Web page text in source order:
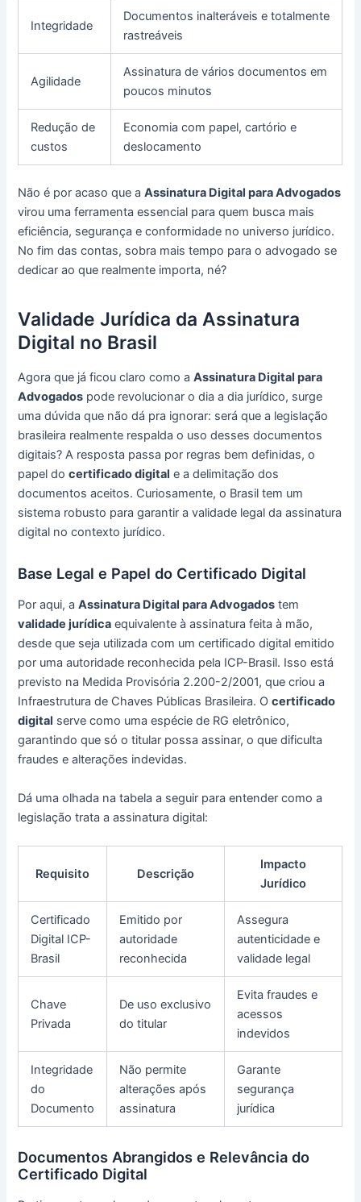
Integridade
Documentos inalteráveis e totalmente
rastreáveis
Agilidade
Assinatura de vários documentos em
poucos minutos
Redução de
custos
Economia com papel, cartório e
deslocamento
Não é por acaso que aAssinatura Digital para Advogados
virou uma ferramenta essencial para quem busca mais
eficiência, segurança e conformidade no universo jurídico.
No fim das contas, sobra mais tempo para o advogado se
dedicar ao que realmente importa, né?
Validade Jurídica da Assinatura
Digital no Brasil
Agora que já ficou claro como aAssinatura Digital para
Advogados pode revolucionar o dia a dia jurídico, surge
uma dúvida que não dá pra ignorar: será que a legislação
brasileira realmente respalda o uso desses documentos
digitais? A resposta passa por regras bem definidas, o
papel docertificado digital e a delimitação dos
documentos aceitos. Curiosamente, o Brasil tem um
sistema robusto para garantir a validade legal da assinatura
digital no contexto jurídico.
Base Legal e Papel do Certificado Digital
Por aqui, aAssinatura Digital para Advogados tem
validade jurídica equivalente à assinatura feita à mão,
desde que seja utilizada com um certificado digital emitido
por uma autoridade reconhecida pela ICP-Brasil. Isso está
previsto na Medida Provisória 2.200-2/2001, que criou a
Infraestrutura de Chaves Públicas Brasileira. Ocertificado
digital serve como uma espécie de RG eletrônico,
garantindo que só o titular possa assinar, o que dificulta
fraudes e alterações indevidas.
Dá uma olhada na tabela a seguir para entender como a
legislação trata a assinatura digital:
Requisito Descrição
Impacto
Jurídico
Certificado
Digital ICP-
Brasil
Emitido por
autoridade
reconhecida
Assegura
autenticidade e
validade legal
Chave
Privada
De uso exclusivo
do titular
Evita fraudes e
acessos
indevidos
Integridade
do
Documento
Não permite
alterações após
assinatura
Garante
segurança
jurídica
Documentos Abrangidos e Relevância do
Certificado Digital